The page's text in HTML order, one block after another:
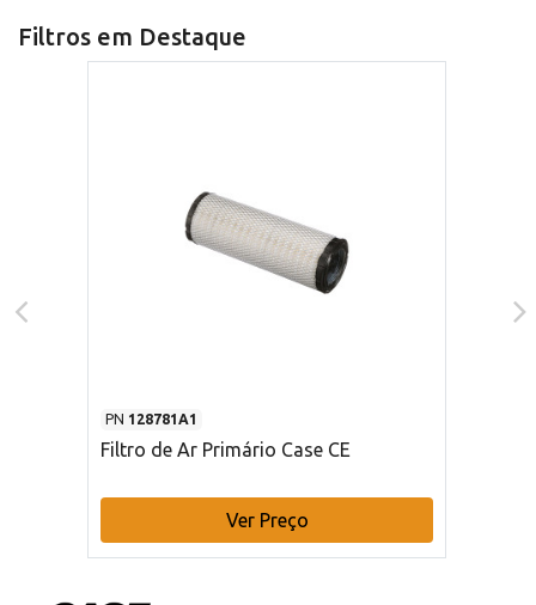
Filtros em Destaque
PN 128781A1
Filtro de Ar Primário Case CE
Ver Preço